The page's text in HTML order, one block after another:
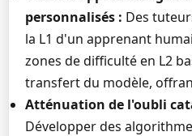
personnalisés : Des
la L1 d'un apprenant
zones de difficulté en L2
transfert du modèle,
Atténuation de l'oubli
Développer des